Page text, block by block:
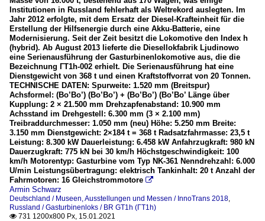
Institutionen in Russland fehlerhaft als Weltrekord auslegten. Im
Jahr 2012 erfolgte, mit dem Ersatz der Diesel-Krafteinheit für die
Erstellung der Hilfsenergie durch eine Akku-Batterie, eine
Modernisierung. Seit der Zeit besitzt die Lokomotive den Index h
(hybrid). Ab August 2013 lieferte die Diesellokfabrik Ljudinowo
eine Serienausführung der Gasturbinenlokomotive aus, die die
Bezeichnung ГT1h-002 erhielt. Die Serienausführung hat eine
Dienstgewicht von 368 t und einen Kraftstoffvorrat von 20 Tonnen.
TECHNISCHE DATEN: Spurweite: 1.520 mm (Breitspur)
Achsformel: (Bo’Bo’) (Bo’Bo’) + (Bo’Bo’) (Bo’Bo’ Länge über
Kupplung: 2 × 21.500 mm Drehzapfenabstand: 10.900 mm
Achsstand im Drehgestell: 6.300 mm (3 × 2.100 mm)
Treibraddurchmesser: 1.050 mm (neu) Höhe: 5.250 mm Breite:
3.150 mm Dienstgewicht: 2×184 t = 368 t Radsatzfahrmasse: 23,5 t
Leistung: 8.300 kW Dauerleistung: 6.458 kW Anfahrzugkraft: 980 kN
Dauerzugkraft: 775 kN bei 30 km/h Höchstgeschwindigkeit: 100
km/h Motorentyp: Gasturbine vom Typ NK-361 Nenndrehzahl: 6.000
U/min Leistungsübertragung: elektrisch Tankinhalt: 20 t Anzahl der
Fahrmotoren: 16 Gleichstrommotore 
Armin Schwarz
Deutschland / Museen, Ausstellungen und Messen / InnoTrans 2018,
Russland / Gasturbinenloks / BR GT1h (ГT1h)
 731 1200x800 Px, 15.01.2021